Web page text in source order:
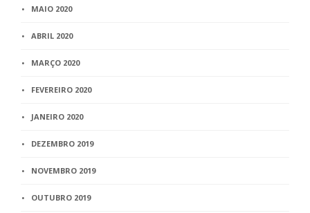
MAIO 2020
ABRIL 2020
MARÇO 2020
FEVEREIRO 2020
JANEIRO 2020
DEZEMBRO 2019
NOVEMBRO 2019
OUTUBRO 2019